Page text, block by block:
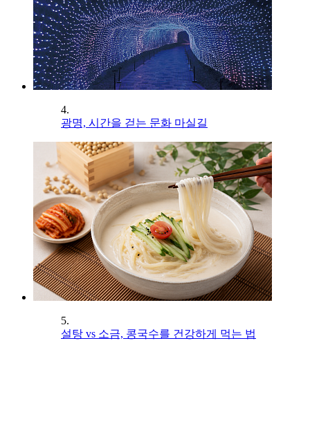
4.
광명, 시간을 걷는 문화 마실길
5.
설탕 vs 소금, 콩국수를 건강하게 먹는 법